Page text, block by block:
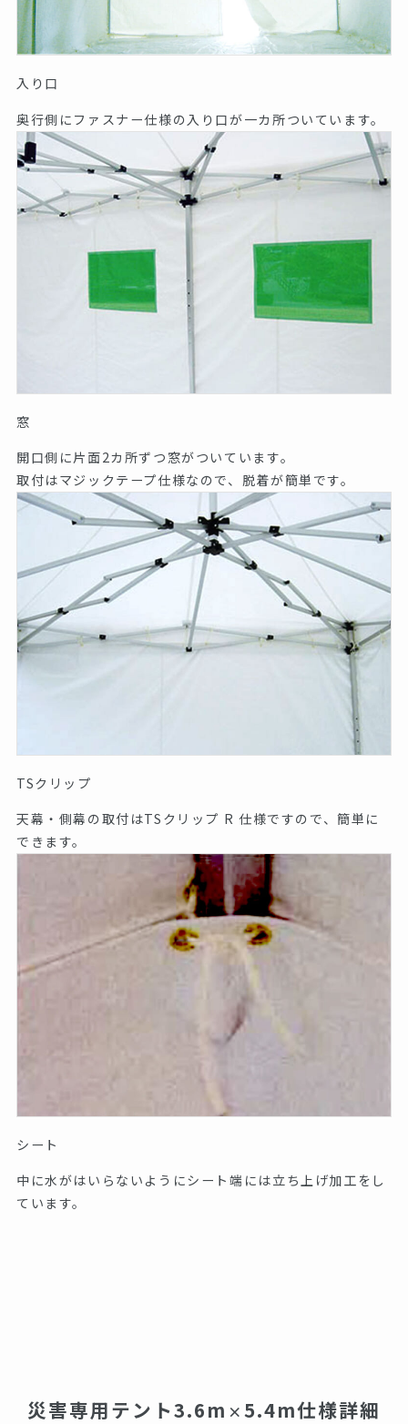
入り口
奥行側にファスナー仕様の入り口が一カ所ついています。
窓
開口側に片面2カ所ずつ窓がついています。
取付はマジックテープ仕様なので、脱着が簡単です。
TSクリップ
天幕・側幕の取付はTSクリップ R 仕様ですので、簡単に
できます。
シート
中に水がはいらないようにシート端には立ち上げ加工をし
ています。
災害専用テント3.6m × 5.4m仕様詳細